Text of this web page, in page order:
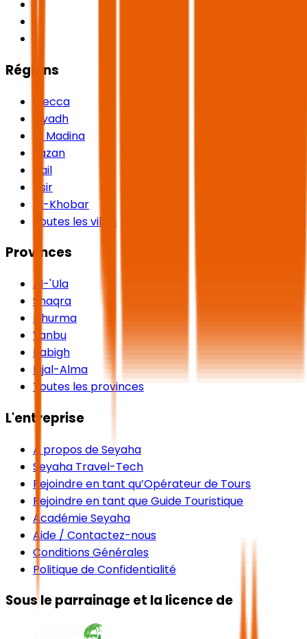
Régions
Mecca
Riyadh
Al Madina
Jazan
Hail
Asir
Al-Khobar
Toutes les villes
Provinces
Al-'Ula
Shaqra
Dhurma
Yanbu
Rabigh
Rijal-Alma
Toutes les provinces
L'entreprise
À propos de Seyaha
Seyaha Travel-Tech
Rejoindre en tant qu’Opérateur de Tours
Rejoindre en tant que Guide Touristique
Académie Seyaha
Aide / Contactez-nous
Conditions Générales
Politique de Confidentialité
Sous le parrainage et la licence de